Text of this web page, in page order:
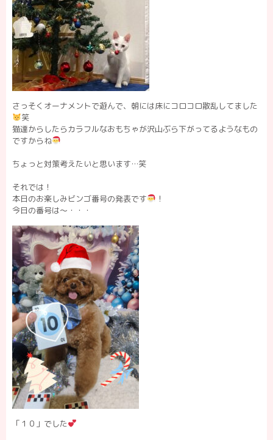
さっそくオーナメントで遊んで、朝には床にコロコロ散乱してました
笑
猫達からしたらカラフルなおもちゃが沢山ぶら下がってるようなもの
ですからね
ちょっと対策考えたいと思います…笑
それでは！
本日のお楽しみビンゴ番号の発表です
！
今日の番号は〜・・・
「１０」でした